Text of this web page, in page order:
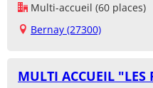
Multi-accueil (60 places)
Bernay (27300)
MULTI ACCUEIL "LES